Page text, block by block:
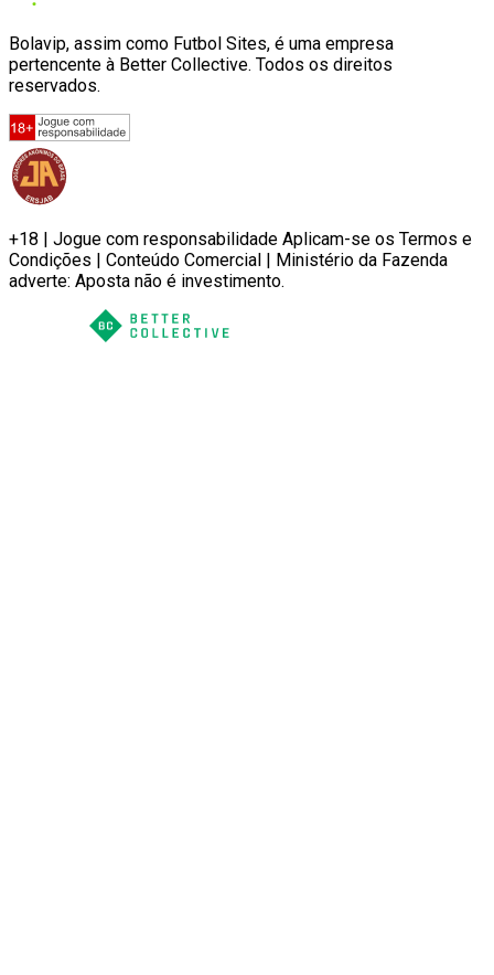
Bolavip, assim como Futbol Sites, é uma empresa
pertencente à Better Collective. Todos os direitos
reservados.
+18 | Jogue com responsabilidade Aplicam-se os Termos e
Condições | Conteúdo Comercial | Ministério da Fazenda
adverte: Aposta não é investimento.